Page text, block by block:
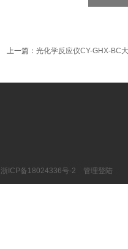
上一篇： 光化学反应仪CY-GHX-BC
浙ICP备18024336号-2 管理登陆